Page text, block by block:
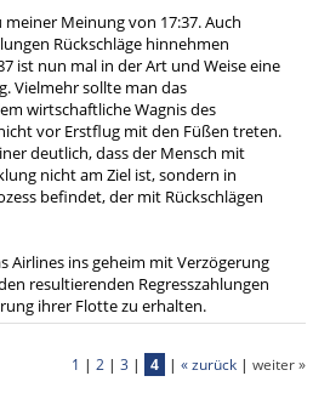
Meinung von 17:37. Auch
Rückschläge hinnehmen
ist nun mal in der Art und Weise eine
Vielmehr sollte man das
wirtschaftliche Wagnis des
vor Erstflug mit den Füßen treten.
deutlich, dass der Mensch mit
nicht am Ziel ist, sondern in
befindet, der mit Rückschlägen
Airlines ins geheim mit Verzögerung
resultierenden Regresszahlungen
ihrer Flotte zu erhalten.
1 | 2 | 3 | 4 | « zurück | weiter »